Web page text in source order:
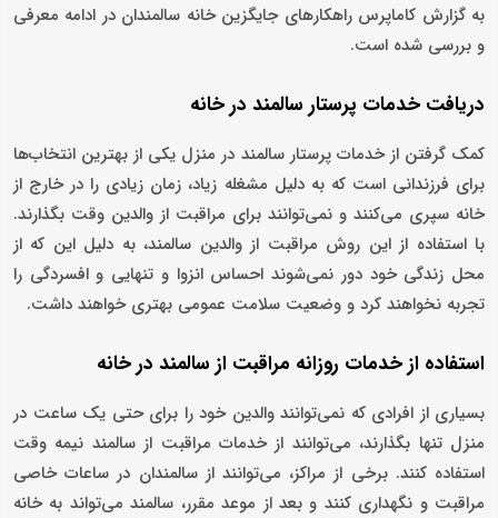
به گزارش کاماپرس راهکارهای جایگزین خانه سالمندان در ادامه معرفی
و بررسی شده است.
دریافت خدمات پرستار سالمند در خانه
کمک گرفتن از خدمات پرستار سالمند در منزل یکی از بهترین انتخا‌ب‌ها
برای فرزندانی است که به دلیل مشغله زیاد، زمان زیادی را در خارج از
خانه سپری می‌کنند و نمی‌توانند برای مراقبت از والدین وقت بگذارند.
با استفاده از این روش مراقبت از والدین سالمند، به دلیل این که از
محل زندگی خود دور نمی‌شوند احساس انزوا و تنهایی و افسردگی را
تجربه نخواهند کرد و وضعیت سلامت عمومی بهتری خواهند داشت.
استفاده از خدمات روزانه مراقبت از سالمند در خانه
بسیاری از افرادی که نمی‌توانند والدین خود را برای حتی یک ساعت در
منزل تنها بگذارند، می‌توانند از خدمات مراقبت از سالمند نیمه وقت
استفاده کنند. برخی از مراکز، می‌توانند از سالمندان در ساعات خاصی
مراقبت و نگهداری کنند و بعد از موعد مقرر، سالمند می‌تواند به خانه